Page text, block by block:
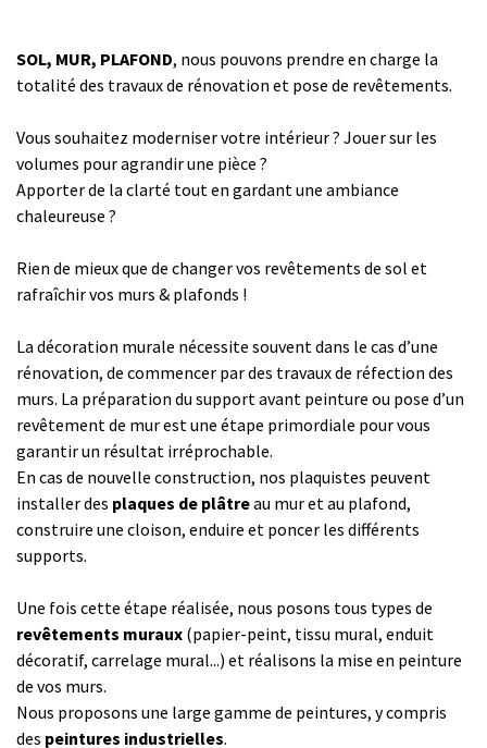
SOL, MUR, PLAFOND, nous pouvons prendre en charge la
totalité des travaux de rénovation et pose de revêtements.
Vous souhaitez moderniser votre intérieur ? Jouer sur les
volumes pour agrandir une pièce ?
Apporter de la clarté tout en gardant une ambiance
chaleureuse ?
Rien de mieux que de changer vos revêtements de sol et
rafraîchir vos murs & plafonds !
La décoration murale nécessite souvent dans le cas d’une
rénovation, de commencer par des travaux de réfection des
murs. La préparation du support avant peinture ou pose d’un
revêtement de mur est une étape primordiale pour vous
garantir un résultat irréprochable.
En cas de nouvelle construction, nos plaquistes peuvent
installer des plaques de plâtreau mur et au plafond,
construire une cloison, enduire et poncer les différents
supports.
Une fois cette étape réalisée, nous posons tous types de
revêtements muraux (papier-peint, tissu mural, enduit
décoratif, carrelage mural...) et réalisons la mise en peinture
de vos murs.
Nous proposons une large gamme de peintures, y compris
des peintures industrielles.